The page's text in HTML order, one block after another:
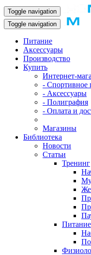
Toggle navigation
Toggle navigation
Питание
Аксессуары
Производство
Купить
Интернет-
- Спортивное
- Аксессуары
- Полиграфия
- Оплата и
Магазины
Библиотека
Новости
Статьи
Тренинг
Питание